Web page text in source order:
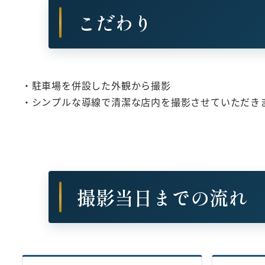
こだわり
・駐車場を併設した外観から撮影
・シンプルな導線で清潔な店内を撮影させていただき
撮影当日までの流れ